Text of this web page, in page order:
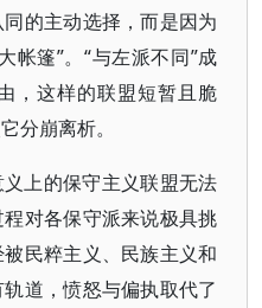
的主动选择，而是因为
帐篷”。“与左派不同”成
，这样的联盟短暂且脆
分崩离析。
上的保守主义联盟无法
对各保守派来说极具挑
民粹主义、民族主义和
道，愤怒与偏执取代了